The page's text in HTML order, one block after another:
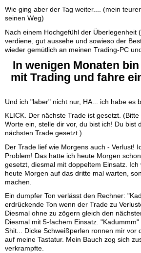
Wie ging aber der Tag weiter.... (mein
seinen Weg)
Nach einem Hochgefühl der Überlegenheit
verdiene, gut aussehe und sowieso der
wieder gemütlich an meinen Trading-PC
In wenigen Monaten
mit Trading und fahre
Und ich "laber" nicht nur, HA... ich habe es
KLICK. Der nächste Trade ist gesetzt.
Worte ein, stelle dir vor, du bist ich! Du bist
nächsten Trade gesetzt.)
Der Trade lief wie Morgens auch - Verlust!
Problem! Das hatte ich heute Morgen
gesetzt, diesmal mit doppeltem Einsatz. Ich
heute Morgen auf das dritte mal warten,
machen.
Ein dumpfer Ton verlässt den Rechner:
erdrückende Ton wenn der Trade zu
Diesmal ohne zu zögern gleich den
Diesmal mit 5-fachem Einsatz.
Shit... Dicke Schweißperlen ronnen mir vor
auf meine Tastatur. Mein Bauch zog sich
verkrampfte.